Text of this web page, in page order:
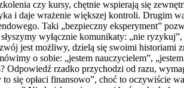
czy kursy, chętnie wspierają się
i daje wrażenie większej kontroli. Drugim
Taki „bezpieczny eksperyment”
wyłącznie komunikaty: „nie
jest możliwy, dzielą się swoimi historiami
o sobie: „jestem nauczycielem”,
Odpowiedź rzadko przychodzi od razu,
się opłaci finansowo”, choć to oczywiście